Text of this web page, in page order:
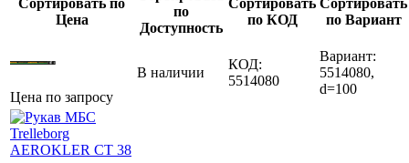
Сортировать по
Цена
по
Доступность
Сортировать
по КОД
Сортировать
по Вариант
Цена по запросу
В наличии
КОД:
5514080
Вариант:
5514080,
d=100